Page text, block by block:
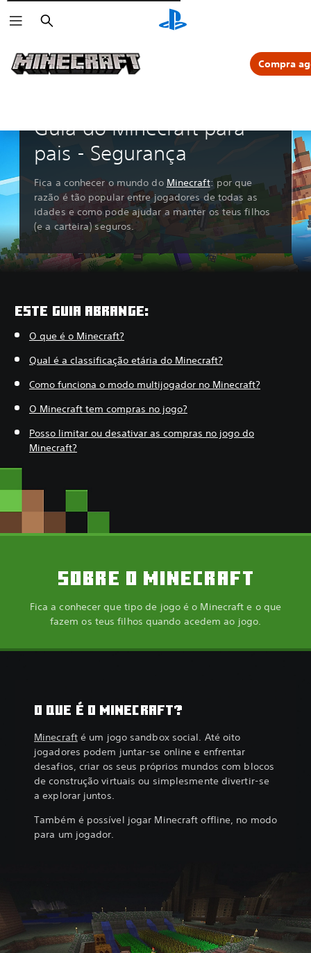
Pesquisar
Compra
Guia do Minecraft para
pais - Segurança
Fica a conhecer o mundo do Minecraft: por que
razão é tão popular entre jogadores de todas as
idades e como pode ajudar a manter os teus filhos
(e a carteira) seguros.
ESTE GUIA ABRANGE:
O que é o Minecraft?
Qual é a classificação etária do Minecraft?
Como funciona o modo multijogador no Minecraft?
O Minecraft tem compras no jogo?
Posso limitar ou desativar as compras no jogo do
Minecraft?
SOBRE O MINECRAFT
Fica a conhecer que tipo de jogo é o Minecraft e o que
fazem os teus filhos quando acedem ao jogo.
O QUE É O MINECRAFT?
Minecrafté um jogo sandbox social. Até oito
jogadores podem juntar-se online e enfrentar
desafios, criar os seus próprios mundos com blocos
de construção virtuais ou simplesmente divertir-se
a explorar juntos.
Também é possível jogar Minecraft offline, no modo
para um jogador.